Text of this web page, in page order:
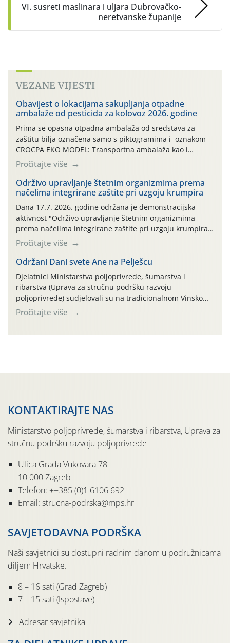
VI. susreti maslinara i uljara Dubrovačko-
neretvanske županije
VEZANE VIJESTI
Obavijest o lokacijama sakupljanja otpadne
ambalaže od pesticida za kolovoz 2026. godine
Prima se opasna otpadna ambalaža od sredstava za
zaštitu bilja označena samo s piktogramima i oznakom
CROCPA EKO MODEL: Transportna ambalaža kao i
ambalaža drugih proizvoda koji nisu sredstva za zaštitu
bilja (npr. ambalaža od mineralnih gnojiva,) se ne
prihvaća. Korisnicima je osiguran besplatni povrat
prazne ambalaže isključivo ovih tvrtki: AGROCHEM-MAKS,
AGRONOM, ALBAUGH TKI* (PINUS […]
Pročitajte više
Održivo upravljanje štetnim organizmima prema
načelima integrirane zaštite pri uzgoju krumpira
Dana 17.7. 2026. godine održana je demonstracijska
aktivnost "Održivo upravljanje štetnim organizmima
prema načelima integrirane zaštite pri uzgoju krumpira"
na pokusnom polju "Poredje", kraj naselja Belica (ARKOD
parcela ID 2445031) (središnji dio Međimurske županije).
Pročitajte više
Održani Dani svete Ane na Pelješcu
Djelatnici Ministarstva poljoprivrede, šumarstva i
ribarstva (Uprava za stručnu podršku razvoju
poljoprivrede) sudjelovali su na tradicionalnom Vinskom
forumu, održanom 24.07.2026. godine u Domu vinarske
tradicije u Putnikovićima na poluotoku Pelješcu, u
Pročitajte više
KONTAKTIRAJTE NAS
Ministarstvo poljoprivrede, šumarstva i ribarstva, Uprava za
stručnu podršku razvoju poljoprivrede
Ulica Grada Vukovara 78
10 000 Zagreb
Telefon: ++385 (0)1 6106 692
Email: strucna-podrska@mps.hr
SAVJETODAVNA PODRŠKA
Naši savjetnici su dostupni radnim danom u podružnicama
diljem Hrvatske.
8 – 16 sati (Grad Zagreb)
7 – 15 sati (Ispostave)
Adresar savjetnika